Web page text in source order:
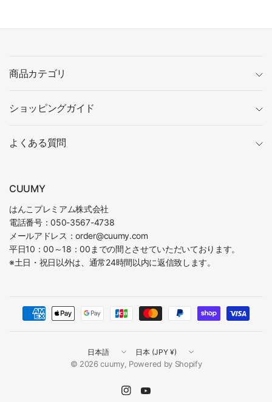
商品カテゴリ
ショッピングガイド
よくある質問
CUUMY
はんこプレミアム株式会社
電話番号：050-3567-4738
メールアドレス：order@cuumy.com
平日10：00～18：00までの間とさせていただいております。
※土日・祝日以外は、通常24時間以内に返信致します。
国
／
国
／
域
© 2026 cuumy, Powered by Shopify